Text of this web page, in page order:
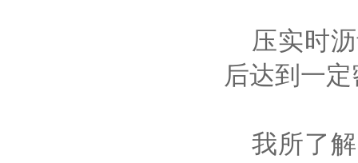
压实时沥
后达到一
我所了解